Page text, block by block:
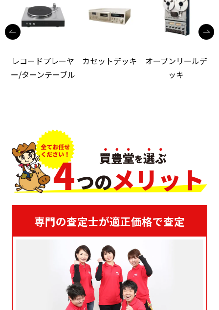
レコードプレーヤ
ー/ターンテーブル
カセットデッキ
オープンリールデ
ッキ
専門の査定士が適正価格で査定